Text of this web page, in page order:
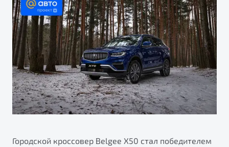
Яркий кроссовер
от 2 219 990 ₽*
Обзор В наличии
S50
Автокредит
Трейд-ин
Страхование
Расчет КАСКО
ПОДДЕРЖКА
Гарантия Belgee
Belgee Линк
Belgee Клуб
Belgee Плюс
Реферальная программа
Помощь на дорогах
О дилерском центре
Правовая информация
Городской кроссовер Belgee Х50 стал победителем